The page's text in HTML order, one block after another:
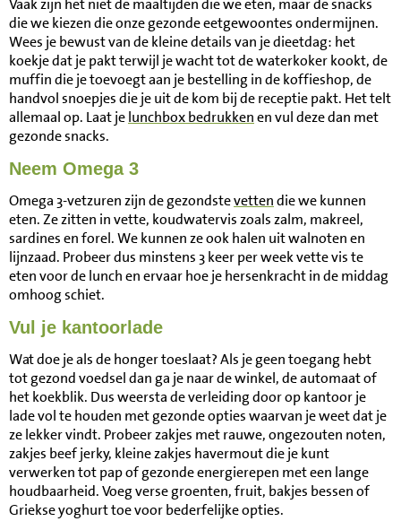
Vaak zijn het niet de maaltijden die we eten, maar de snacks
die we kiezen die onze gezonde eetgewoontes ondermijnen.
Wees je bewust van de kleine details van je dieetdag: het
koekje dat je pakt terwijl je wacht tot de waterkoker kookt, de
muffin die je toevoegt aan je bestelling in de koffieshop, de
handvol snoepjes die je uit de kom bij de receptie pakt. Het telt
allemaal op. Laat jelunchbox bedrukkenen vul deze dan met
gezonde snacks.
Neem Omega 3
Omega 3-vetzuren zijn de gezondstevettendie we kunnen
eten. Ze zitten in vette, koudwatervis zoals zalm, makreel,
sardines en forel. We kunnen ze ook halen uit walnoten en
lijnzaad. Probeer dus minstens 3 keer per week vette vis te
eten voor de lunch en ervaar hoe je hersenkracht in de middag
omhoog schiet.
Vul je kantoorlade
Wat doe je als de honger toeslaat? Als je geen toegang hebt
tot gezond voedsel dan ga je naar de winkel, de automaat of
het koekblik. Dus weersta de verleiding door op kantoor je
lade vol te houden met gezonde opties waarvan je weet dat je
ze lekker vindt. Probeer zakjes met rauwe, ongezouten noten,
zakjes beef jerky, kleine zakjes havermout die je kunt
verwerken tot pap of gezonde energierepen met een lange
houdbaarheid. Voeg verse groenten, fruit, bakjes bessen of
Griekse yoghurt toe voor bederfelijke opties.